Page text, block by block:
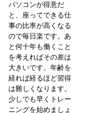
パソコンが得意だ
と、座ってできる仕
事の比率が高くなる
ので毎日楽です。あ
と何十年も働くこと
を考えればその差は
大きいです。年齢を
経れば経るほど習得
は難しくなります。
少しでも早くトレー
ニングを始めましょ